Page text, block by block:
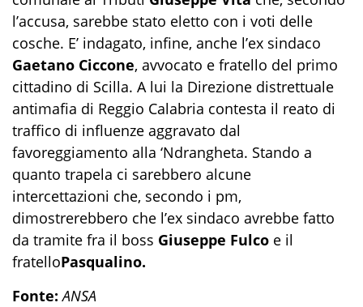
l’accusa, sarebbe stato eletto con i voti delle
cosche. E’ indagato, infine, anche l’ex sindaco
Gaetano Ciccone, avvocato e fratello del primo
cittadino di Scilla. A lui la Direzione distrettuale
antimafia di Reggio Calabria contesta il reato di
traffico di influenze aggravato dal
favoreggiamento alla ‘Ndrangheta. Stando a
quanto trapela ci sarebbero alcune
intercettazioni che, secondo i pm,
dimostrerebbero che l’ex sindaco avrebbe fatto
da tramite fra il boss Giuseppe Fulco e il
fratelloPasqualino.
Fonte: ANSA